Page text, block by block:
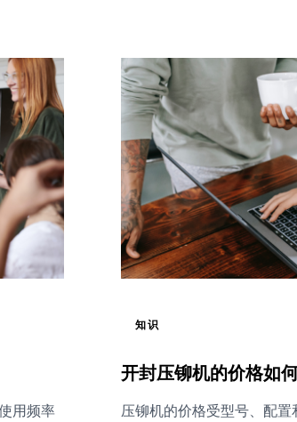
用频率
知识
开封压铆机的价格如
压铆机的价格受型号、配